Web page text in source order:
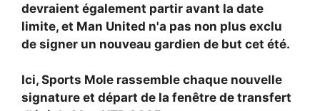
devraient également partir avant la date
limite, et Man United n'a pas non plus exclu
de signer un nouveau gardien de but cet été.
Ici, Sports Mole rassemble chaque nouvelle
signature et départ de la fenêtre de transfert